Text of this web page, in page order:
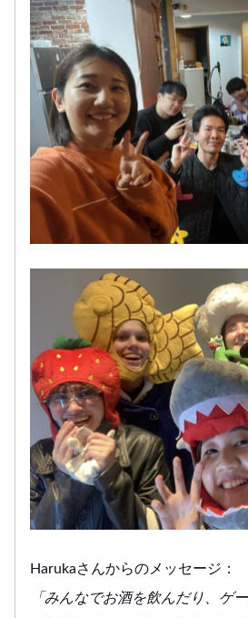
Harukaさんからのメッセージ：
「みんなでお酒を飲んだり、ゲ